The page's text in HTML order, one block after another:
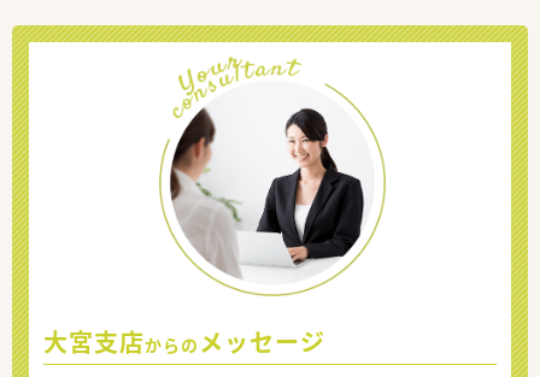
大宮支店からの メッセージ